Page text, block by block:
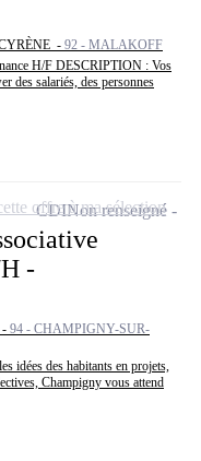
- 92 - MALAKOFF
H/F DESCRIPTION : Vos
des salariés, des personnes
-
- 94 - CHAMPIGNY-SUR-
idées des habitants en projets,
Champigny vous attend
CDINon renseigné
offre à ma sélection